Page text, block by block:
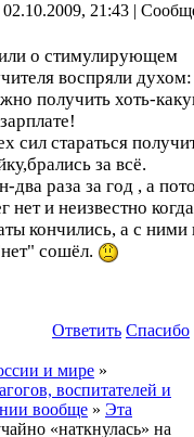
21:43 |
о стимулирующем
воспряли духом:
получить хоть-
сил стараться
за всё.
два раза за год , а
нет и неизвестно когда
кончились, а с ними
сошёл.
Ответить Спасибо
и мире »
воспитателей и
вообще » Эта
«наткнулась» на